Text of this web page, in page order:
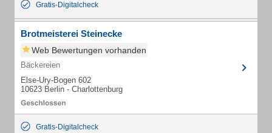
Gratis-Digitalcheck
Brotmeisterei Steinecke
Web Bewertungen vorhanden
Bäckereien
Else-Ury-Bogen 602
10623 Berlin - Charlottenburg
Gratis-Digitalcheck